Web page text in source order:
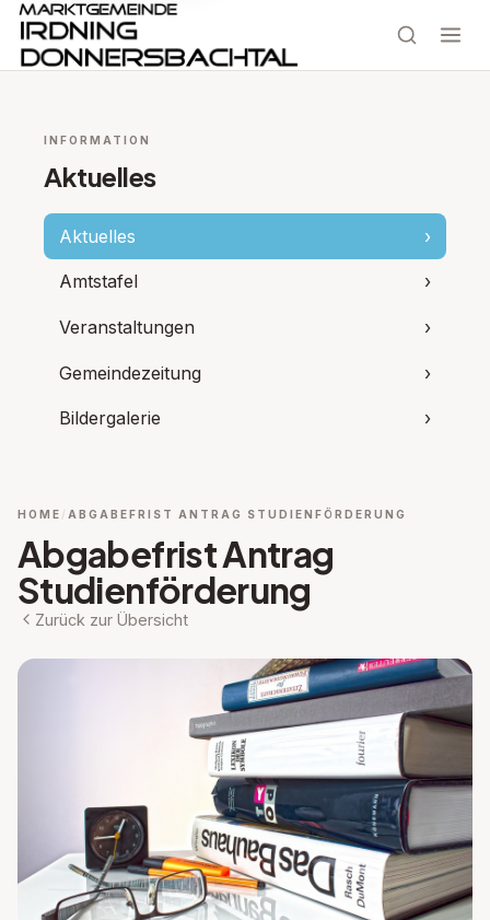
INFORMATION
Aktuelles
Aktuelles ›
Amtstafel ›
Veranstaltungen ›
Gemeindezeitung ›
Bildergalerie ›
HOME ABGABEFRIST ANTRAG STUDIENFÖRDERUNG
Abgabefrist Antrag
Studienförderung
Zurück zur Übersicht